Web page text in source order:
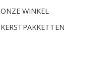
ONZE WINKEL
KERSTPAKKETTEN